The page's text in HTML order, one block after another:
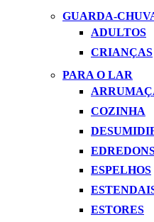
GUARDA-
ADULTOS
CRIANÇAS
PARA O LAR
COZINHA
ESPELHOS
ESTORES